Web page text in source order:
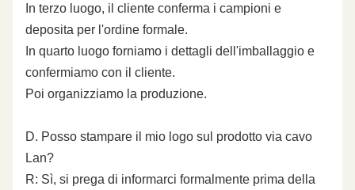
In terzo luogo, il cliente conferma i campioni e
deposita per l'ordine formale.
In quarto luogo forniamo i dettagli dell'imballaggio e
confermiamo con il cliente.
Poi organizziamo la produzione.
D. Posso stampare il mio logo sul prodotto via cavo
Lan?
R: Sì, si prega di informarci formalmente prima della